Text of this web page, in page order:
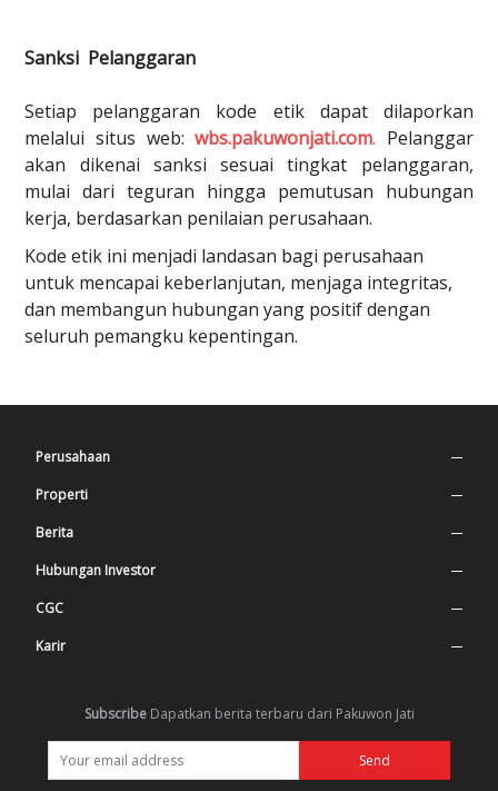
Sanksi Pelanggaran
Setiap pelanggaran kode etik dapat dilaporkan
melalui situs web: wbs.pakuwonjati.com. Pelanggar
akan dikenai sanksi sesuai tingkat pelanggaran,
mulai dari teguran hingga pemutusan hubungan
kerja, berdasarkan penilaian perusahaan.
Kode etik ini menjadi landasan bagi perusahaan
untuk mencapai keberlanjutan, menjaga integritas,
dan membangun hubungan yang positif dengan
seluruh pemangku kepentingan.
Perusahaan
Profil Perusahaan
Nilai Perusahaan
Sejarah
Manajemen
Struktur Organisasi
Struktur Group
Lembaga Profesional
Properti
Superblock
Tempat Tinggal
Mall & Hiburan
Perkantoran
Berita
Press Release
Berita Terbaru
Hubungan Investor
Informasi Saham
Annual Report
Company Update
Announcement
CGC
Tata Kelola Perusahaan
Karir
MagangSubscribeDapatkan berita terbaru dari Pakuwon Jati